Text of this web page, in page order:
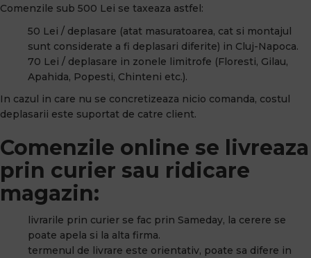
Comenzile sub 500 Lei se taxeaza astfel:
50 Lei / deplasare (atat masuratoarea, cat si montajul
sunt considerate a fi deplasari diferite) in Cluj-Napoca.
70 Lei / deplasare in zonele limitrofe (Floresti, Gilau,
Apahida, Popesti, Chinteni etc.).
In cazul in care nu se concretizeaza nicio comanda, costul
deplasarii este suportat de catre client.
Comenzile online se livreaza
prin curier sau ridicare
magazin:
livrarile prin curier se fac prin Sameday, la cerere se
poate apela si la alta firma.
termenul de livrare este orientativ, poate sa difere in